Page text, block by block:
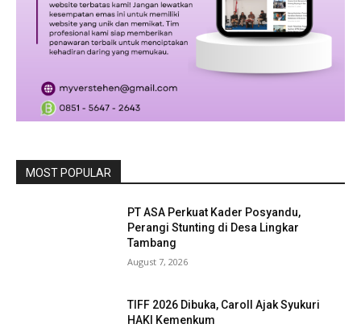
MOST POPULAR
PT ASA Perkuat Kader Posyandu,
Perangi Stunting di Desa Lingkar
Tambang
August 7, 2026
TIFF 2026 Dibuka, Caroll Ajak Syukuri
HAKI Kemenkum